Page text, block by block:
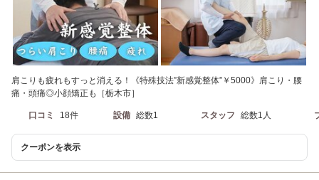
肩こりも疲れもすっと消える！《特殊技法”新感覚整体”￥5000》肩こり・腰
痛・頭痛◎小顔矯正も［栃木市］
口コミ 18件 設備 総数1 スタッフ 総数1人
クーポンを表示